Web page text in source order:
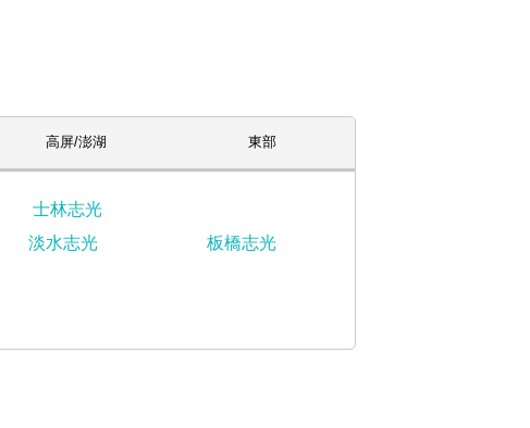
高屏/澎湖 東部
士林志光
淡水志光
板橋志光